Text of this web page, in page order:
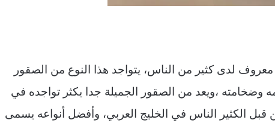
لدى كثير من الناس، يتواجد هذا النوع من الصقور
وضخامته ،ويعد من الصقور الجميلة جدا يكثر تواجده في
الكثير الناس في الخليج العربي، وأفضل أنواعه يسمى